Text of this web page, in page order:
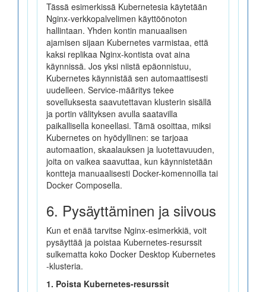
Tässä esimerkissä Kubernetesia käytetään
Nginx-verkkopalvelimen käyttöönoton
hallintaan. Yhden kontin manuaalisen
ajamisen sijaan Kubernetes varmistaa, että
kaksi replikaa Nginx-kontista ovat aina
käynnissä. Jos yksi niistä epäonnistuu,
Kubernetes käynnistää sen automaattisesti
uudelleen. Service-määritys tekee
sovelluksesta saavutettavan klusterin sisällä
ja portin välityksen avulla saatavilla
paikallisella koneellasi. Tämä osoittaa, miksi
Kubernetes on hyödyllinen: se tarjoaa
automaation, skaalauksen ja luotettavuuden,
joita on vaikea saavuttaa, kun käynnistetään
kontteja manuaalisesti Docker-komennoilla tai
Docker Composella.
6. Pysäyttäminen ja siivous
Kun et enää tarvitse Nginx-esimerkkiä, voit
pysäyttää ja poistaa Kubernetes-resurssit
sulkematta koko Docker Desktop Kubernetes
-klusteria.
1. Poista Kubernetes-resurssit